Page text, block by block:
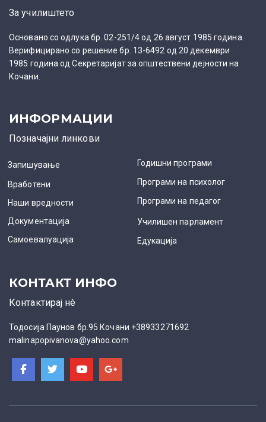
За училиштето
Основано со одлука бр. 02-251/4 од 26 август 1985 година.
Верифицирано со решение бр. 13-6492 од 20 декември
1985 година од Секретаријат за општествени дејности на
Кочани.
ИНФОРМАЦИИ
Позначајни линкови
Запишување
Вработени
Наши вредности
Документација
Самоевалуација
Годишни програми
Програми на психолог
Програми на педагог
Училишен парламент
Едукација
КОНТАКТ ИНФО
Контактирај нè
Тодосија Паунов бр.95 Кочани +38933271692
malinapopivanova@yahoo.com